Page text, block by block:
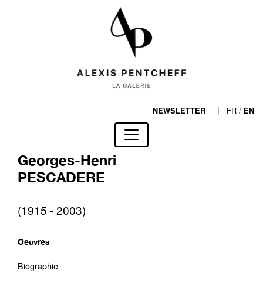
NEWSLETTER | FR / EN
Georges-Henri
PESCADERE
(1915 - 2003)
Oeuvres
Biographie